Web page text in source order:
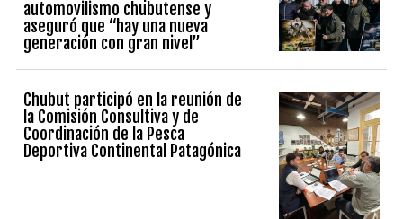
automovilismo chubutense y
aseguró que “hay una nueva
generación con gran nivel”
Chubut participó en la reunión de
la Comisión Consultiva y de
Coordinación de la Pesca
Deportiva Continental Patagónica